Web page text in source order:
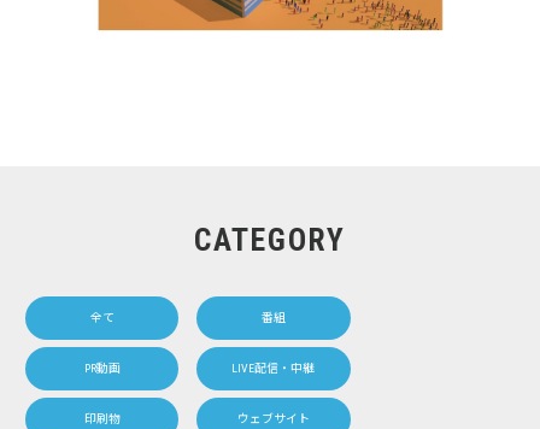
CATEGORY
全て 番組
PR動画 LIVE配信・中継
印刷物 ウェブサイト